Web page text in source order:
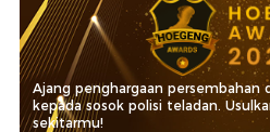
Ajang penghargaan persembahan
kepada sosok polisi teladan.
sekitarmu!